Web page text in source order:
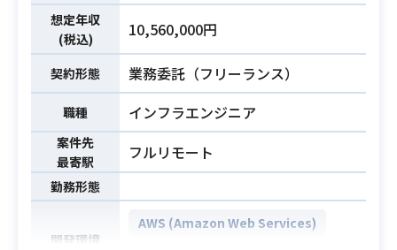
想定年収
(税込)
10,560,000円
契約形態 業務委託（フリーランス）
職種 インフラエンジニア
案件先
最寄駅
フルリモート
勤務形態
開発環境
AWS (Amazon Web Services)